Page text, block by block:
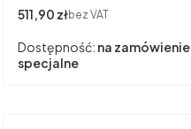
Cena
511,90 złbez VAT
Dostępność: na zamówienie
specjalne